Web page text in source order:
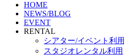
HOME
NEWS/BLOG
EVENT
RENTAL
シアター/イベント利用
スタジオレンタル利用